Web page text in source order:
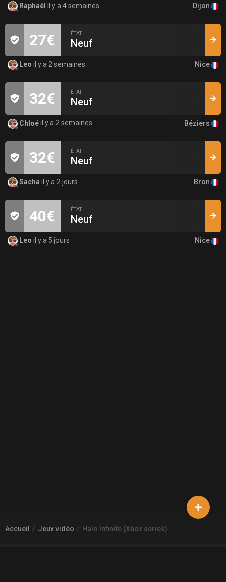
Raphaël il y a 4 semaines Dijon
27€ ÉTAT
Neuf
Leo il y a 2 semaines Nice
32€ ÉTAT
Neuf
Chloéil y a 2 semaines Béziers
32€ ÉTAT
Neuf
Sacha il y a 2 jours Bron
40€ ÉTAT
Neuf
Leo il y a 5 jours Nice
Accueil Jeux vidéo Halo Infinite (Xbox series)